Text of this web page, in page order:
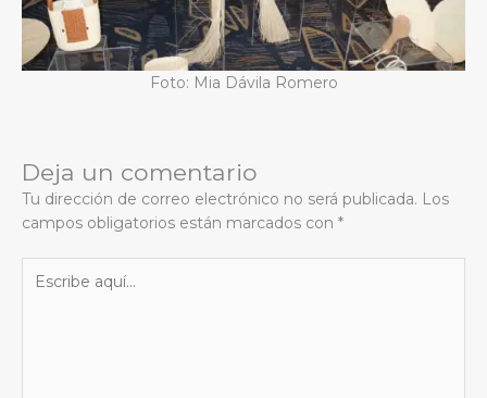
Foto: Mia Dávila Romero
Deja un comentario
Tu dirección de correo electrónico no será publicada. Los
campos obligatorios están marcados con *
aquí...